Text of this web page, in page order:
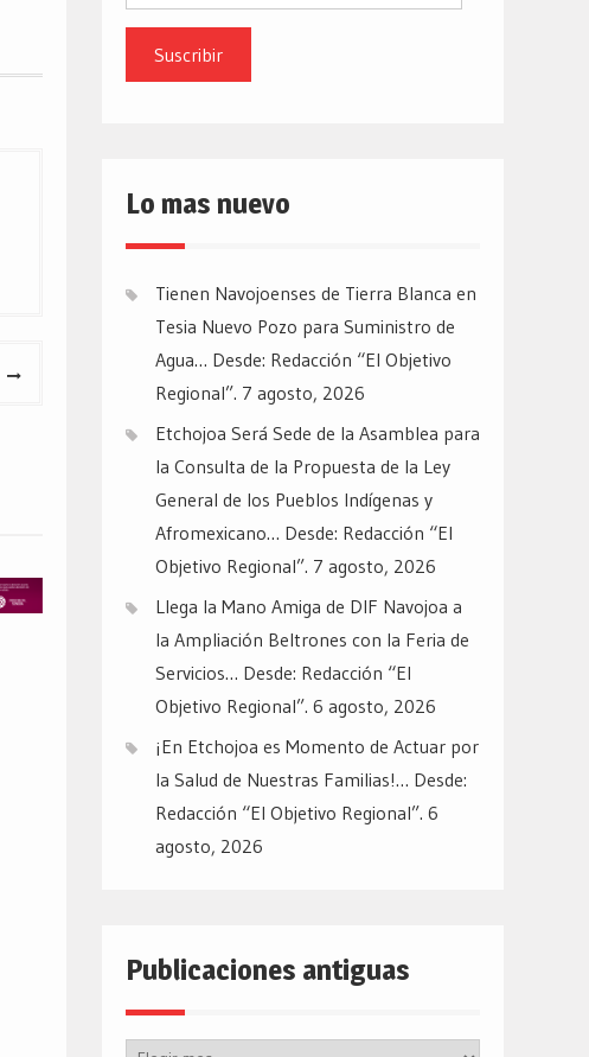
email
Lo mas nuevo
Tienen Navojoenses de Tierra Blanca en
Tesia Nuevo Pozo para Suministro de
Agua… Desde: Redacción “El Objetivo
Regional”. 7 agosto, 2026
Etchojoa Será Sede de la Asamblea para
la Consulta de la Propuesta de la Ley
General de los Pueblos Indígenas y
Afromexicano… Desde: Redacción “El
Objetivo Regional”. 7 agosto, 2026
Llega la Mano Amiga de DIF Navojoa a
la Ampliación Beltrones con la Feria de
Servicios… Desde: Redacción “El
Objetivo Regional”. 6 agosto, 2026
¡En Etchojoa es Momento de Actuar por
la Salud de Nuestras Familias!… Desde:
Redacción “El Objetivo Regional”. 6
agosto, 2026
Publicaciones antiguas